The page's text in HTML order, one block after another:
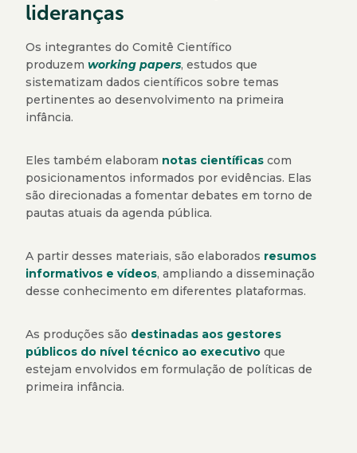
lideranças
Os integrantes do Comitê Científico
produzem working papers, estudos que
sistematizam dados científicos sobre temas
pertinentes ao desenvolvimento na primeira
infância.
Eles também elaboram notas científicas com
posicionamentos informados por evidências. Elas
são direcionadas a fomentar debates em torno de
pautas atuais da agenda pública.
A partir desses materiais, são elaborados resumos
informativos e vídeos, ampliando a disseminação
desse conhecimento em diferentes plataformas.
As produções são destinadas aos gestores
públicos do nível técnico ao executivo que
estejam envolvidos em formulação de políticas de
primeira infância.